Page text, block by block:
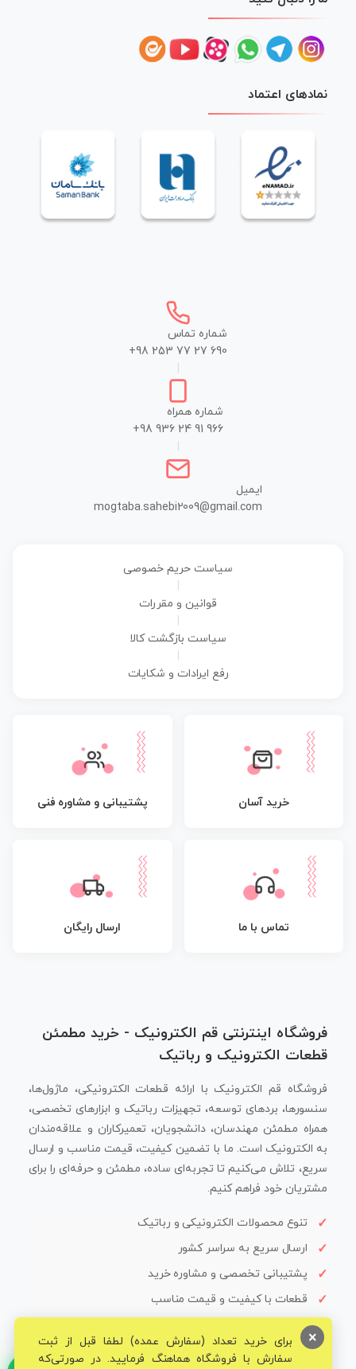
نمادهای اعتماد
شماره تماس
+98 253 77 27 690
شماره همراه
+98 936 24 91 966
ایمیل
mogtaba.sahebi2009@gmail.com
سیاست حریم خصوصی
قوانین و مقررات
سیاست بازگشت کالا
رفع ایرادات و شکایات
خرید آسان پشتیبانی و مشاوره فنی
تماس با ما ارسال رایگان
فروشگاه اینترنتی قم الکترونیک - خرید مطمئن
قطعات الکترونیک و رباتیک
فروشگاه قم الکترونیک با ارائه قطعات الکترونیکی، ماژول‌ها،
سنسورها، بردهای توسعه، تجهیزات رباتیک و ابزارهای تخصصی،
همراه مطمئن مهندسان، دانشجویان، تعمیرکاران و علاقه‌مندان
به الکترونیک است. ما با تضمین کیفیت، قیمت مناسب و ارسال
سریع، تلاش می‌کنیم تا تجربه‌ای ساده، مطمئن و حرفه‌ای را برای
مشتریان خود فراهم کنیم.
تنوع محصولات الکترونیکی و رباتیک
ارسال سریع به سراسر کشور
پشتیبانی تخصصی و مشاوره خرید
قطعات با کیفیت و قیمت مناسب
برای خرید تعداد (سفارش عمده) لطفا قبل از ثبت
سفارش با فروشگاه هماهنگ فرمایید. در صورتی‌که
×